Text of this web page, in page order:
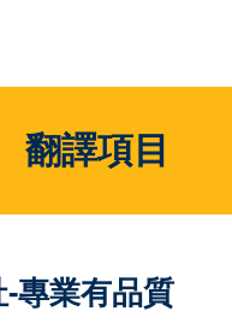
翻譯項目
專業有品質